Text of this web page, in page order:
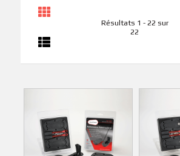
Résultats 1 - 22 sur
22